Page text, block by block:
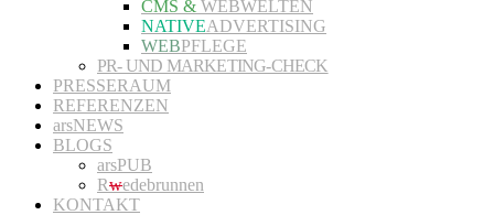
CMS & WEBWELTEN
NATIVEADVERTISING
WEBPFLEGE
PR- UND MARKETING-CHECK
PRESSERAUM
REFERENZEN
arsNEWS
BLOGS
arsPUB
Rwedebrunnen
KONTAKT